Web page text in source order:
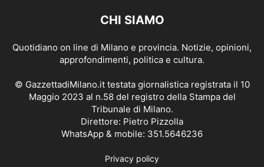
CHI SIAMO
Quotidiano on line di Milano e provincia. Notizie, opinioni,
approfondimenti, politica e cultura.
© GazzettadiMilano.it testata giornalistica registrata il 10
Maggio 2023 al n.58 del registro della Stampa del
Tribunale di Milano.
Direttore: Pietro Pizzolla
WhatsApp & mobile: 351.5646236
Privacy policy